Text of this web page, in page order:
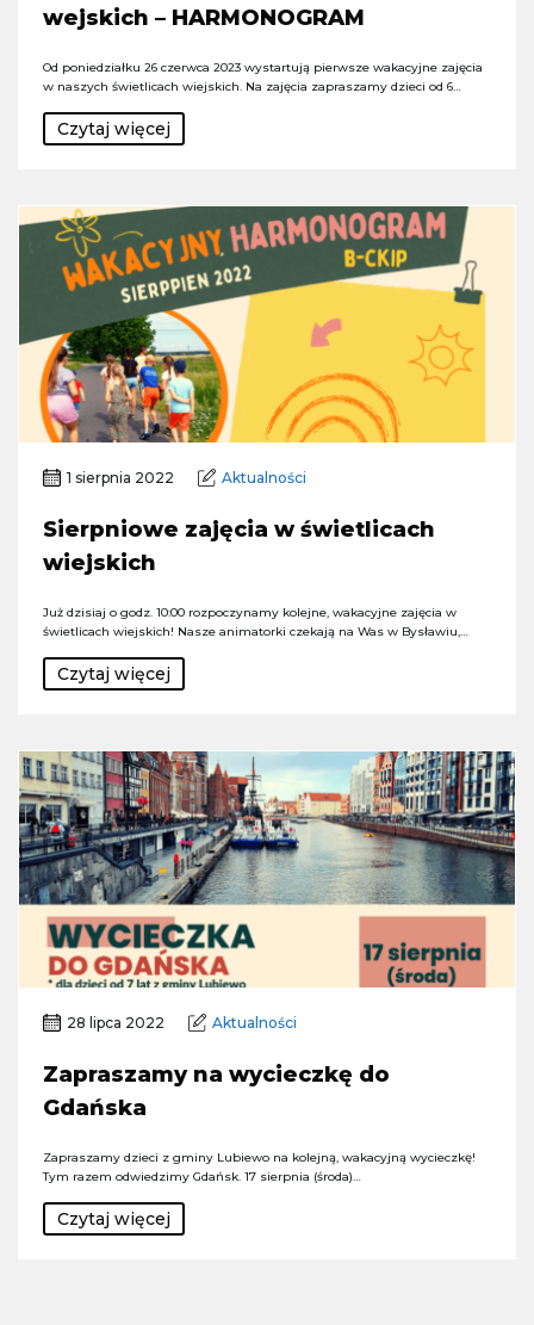
wejskich – HARMONOGRAM
Od poniedziałku 26 czerwca 2023 wystartują pierwsze wakacyjne zajęcia
w naszych świetlicach wiejskich. Na zajęcia zapraszamy dzieci od 6…
Czytaj więcej
1 sierpnia 2022 Aktualności
Sierpniowe zajęcia w świetlicach
wiejskich
Już dzisiaj o godz. 10:00 rozpoczynamy kolejne, wakacyjne zajęcia w
świetlicach wiejskich! Nasze animatorki czekają na Was w Bysławiu,…
Czytaj więcej
28 lipca 2022 Aktualności
Zapraszamy na wycieczkę do
Gdańska
Zapraszamy dzieci z gminy Lubiewo na kolejną, wakacyjną wycieczkę!
Tym razem odwiedzimy Gdańsk. 17 sierpnia (środa)…
Czytaj więcej